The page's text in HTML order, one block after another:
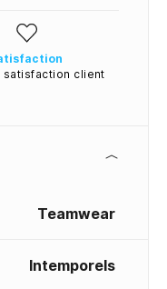
satisfaction client
Teamwear
Intemporels